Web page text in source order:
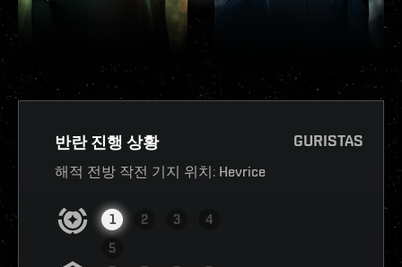
반란 진행 상황
해적 전방 작전 기지 위치: Hevrice
1 2 3
4
5
GURISTAS